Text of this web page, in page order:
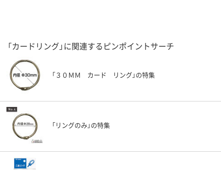
「カードリング」に関連するピンポイントサーチ
「３０ＭＭ カード リング」の特集
「リングのみ」の特集